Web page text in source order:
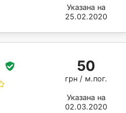
Указана на
25.02.2020
50
грн / м.пог.
Указана на
02.03.2020